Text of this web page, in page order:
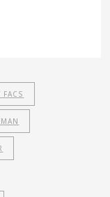
FACS